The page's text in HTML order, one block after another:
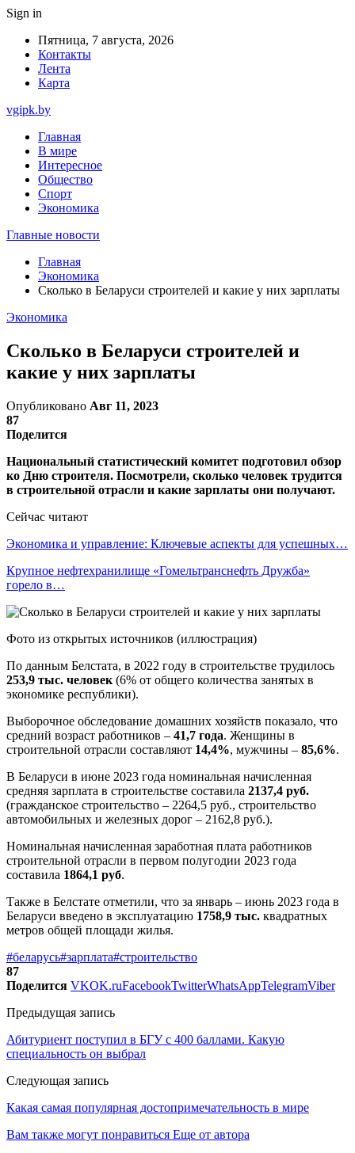
Sign in
Пятница, 7 августа, 2026
Контакты
Лента
Карта
vgipk.by
Главная
В мире
Интересное
Общество
Спорт
Экономика
Главные новости
Главная
Экономика
Сколько в Беларуси строителей и какие у них зарплаты
Экономика
Сколько в Беларуси строителей и
какие у них зарплаты
Опубликовано Авг 11, 2023
87
Поделится
Национальный статистический комитет подготовил обзор
ко Дню строителя. Посмотрели, сколько человек трудится
в строительной отрасли и какие зарплаты они получают.
Сейчас читают
Экономика и управление: Ключевые аспекты для успешных…
Крупное нефтехранилище «Гомельтранснефть Дружба»
горело в…
Фото из открытых источников (иллюстрация)
По данным Белстата, в 2022 году в строительстве трудилось
253,9 тыс. человек (6% от общего количества занятых в
экономике республики).
Выборочное обследование домашних хозяйств показало, что
средний возраст работников – 41,7 года. Женщины в
строительной отрасли составляют 14,4%, мужчины – 85,6%.
В Беларуси в июне 2023 года номинальная начисленная
средняя зарплата в строительстве составила 2137,4 руб.
(гражданское строительство – 2264,5 руб., строительство
автомобильных и железных дорог – 2162,8 руб.).
Номинальная начисленная заработная плата работников
строительной отрасли в первом полугодии 2023 года
составила 1864,1 руб.
Также в Белстате отметили, что за январь – июнь 2023 года в
Беларуси введено в эксплуатацию 1758,9 тыс. квадратных
метров общей площади жилья.
#беларусь#зарплата#строительство
87
Поделится VKOK.ruFacebookTwitterWhatsAppTelegramViber
Предыдущая запись
Абитуриент поступил в БГУ с 400 баллами. Какую
специальность он выбрал
Следующая запись
Какая самая популярная достопримечательность в мире
Вам также могут понравиться Еще от автора